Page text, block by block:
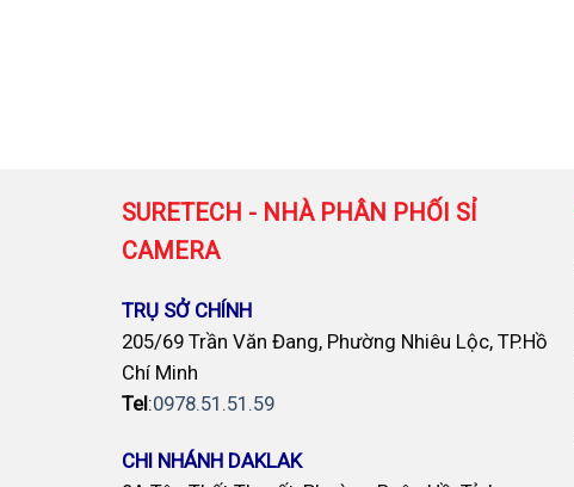
SURETECH - NHÀ PHÂN PHỐI SỈ
CAMERA
TRỤ SỞ CHÍNH
205/69 Trần Văn Đang, Phường Nhiêu Lộc, TP.Hồ
Chí Minh
Tel:0978.51.51.59
CHI NHÁNH DAKLAK